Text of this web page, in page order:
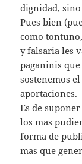
dignidad,
Pues bien
como
y falsaria les
paganinis
sostenemos
aportaciones.
Es de
los mas
forma de
mas que